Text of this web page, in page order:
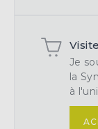
Je
la
à